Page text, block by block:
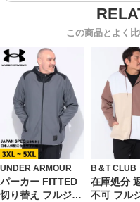
この商品とよく
UNDER ARMOUR
パーカー FITTED
切り替え フルジッ
B＆T CLUB
在庫処分
不可 フル